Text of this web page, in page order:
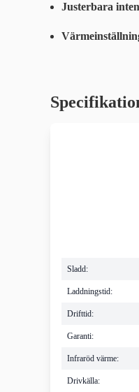
Justerbara
Sladd:
Laddningstid:
Drifttid:
Garanti:
Infraröd värme:
Drivkälla: